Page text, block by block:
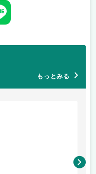
もっとみる
柴